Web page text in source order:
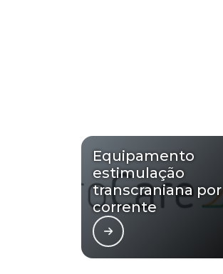
Equipamento
estimulação
transcraniana por
corrente